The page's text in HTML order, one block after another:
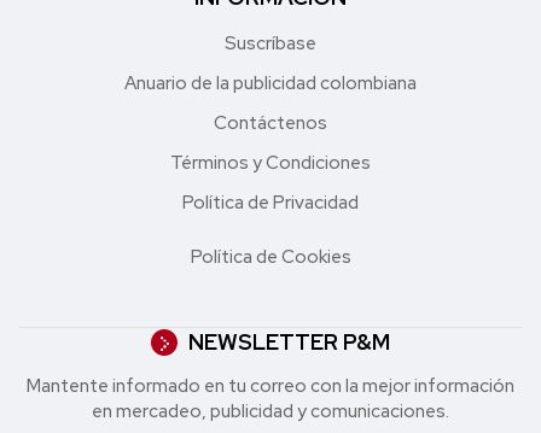
Suscríbase
Anuario de la publicidad colombiana
Contáctenos
Términos y Condiciones
Política de Privacidad
Política de Cookies
NEWSLETTER P&M
Mantente informado en tu correo con la mejor in formación
en mercadeo, publicidad y comunicaciones.